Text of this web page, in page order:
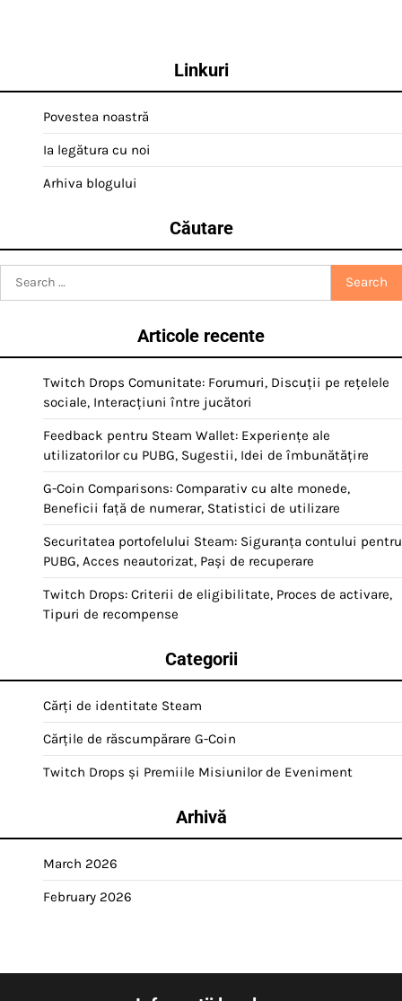
Linkuri
Povestea noastră
Ia legătura cu noi
Arhiva blogului
Căutare
Articole recente
Twitch Drops Comunitate: Forumuri, Discuții pe rețelele
sociale, Interacțiuni între jucători
Feedback pentru Steam Wallet: Experiențe ale
utilizatorilor cu PUBG, Sugestii, Idei de îmbunătățire
G-Coin Comparisons: Comparativ cu alte monede,
Beneficii față de numerar, Statistici de utilizare
Securitatea portofelului Steam: Siguranța contului pentru
PUBG, Acces neautorizat, Pași de recuperare
Twitch Drops: Criterii de eligibilitate, Proces de activare,
Tipuri de recompense
Categorii
Cărți de identitate Steam
Cărțile de răscumpărare G-Coin
Twitch Drops și Premiile Misiunilor de Eveniment
Arhivă
March 2026
February 2026